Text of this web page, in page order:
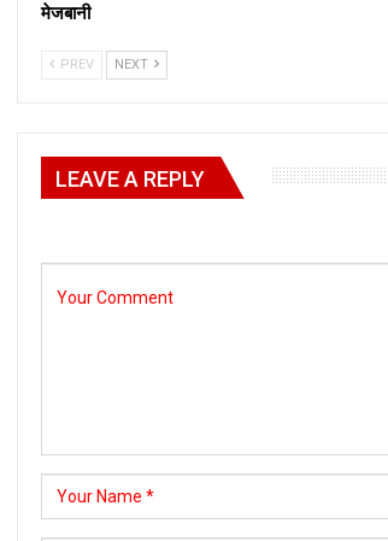
मेजबानी
PREV NEXT
LEAVE A REPLY